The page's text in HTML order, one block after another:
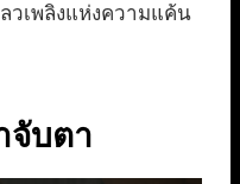
วเพลิงแห่งความแค้น
จับตา